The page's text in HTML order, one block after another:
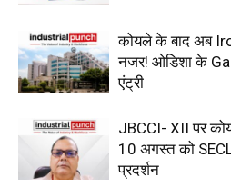
कोयले के बाद अब
नजर! ओडिशा के
एंट्री
JBCCI- XII पर
10 अगस्त को SECL
प्रदर्शन